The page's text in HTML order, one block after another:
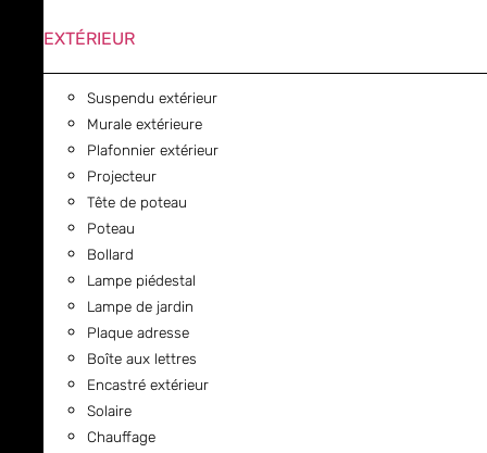
EXTÉRIEUR
Suspendu extérieur
Murale extérieure
Plafonnier extérieur
Projecteur
Tête de poteau
Poteau
Bollard
Lampe piédestal
Lampe de jardin
Plaque adresse
Boîte aux lettres
Encastré extérieur
Solaire
Chauffage